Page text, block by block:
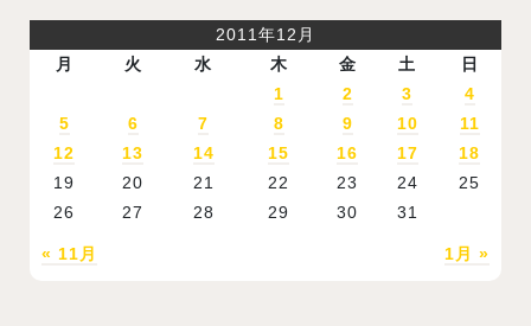
2011年12月
月
火 水 木 金 土 日
« 11月 1月 »
1 2 3
4
5
6 7 8 9 10
11
12
13 14 15 16 17
18
19
20 21 22 23 24
25
26
27 28 29 30 31